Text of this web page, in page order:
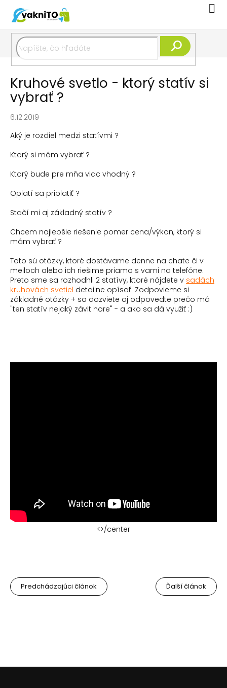
obsah
Kruhové svetlo - ktorý statív si
vybrať ?
6.12.2019
Aký je rozdiel medzi statívmi ?
Ktorý si mám vybrať ?
Ktorý bude pre mňa viac vhodný ?
Oplatí sa priplatiť ?
Stačí mi aj základný statív ?
Chcem najlepšie riešenie pomer cena/výkon, ktorý si
mám vybrať ?
Toto sú otázky, ktoré dostávame denne na chate či v
meiloch alebo ich riešime priamo s vami na telefóne.
Preto sme sa rozhodhli 2 statívy, ktoré nájdete v sadách
kruhovách svetiel detailne opísať. Zodpovieme si
základné otázky + sa dozviete aj odpovedte prečo má
"ten statív nejaký závit hore" - a ako sa dá využiť :)
<>/center
Predchádzajúci článok Ďalší článok